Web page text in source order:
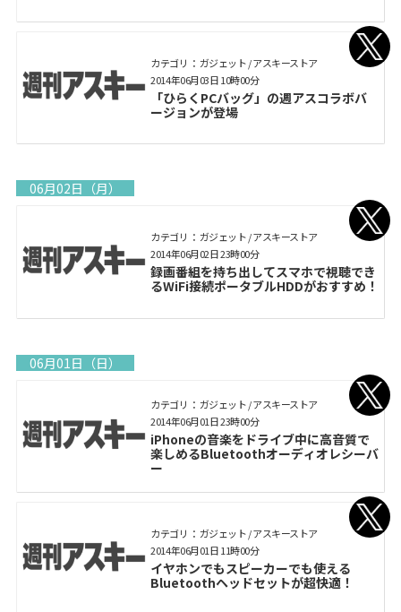
カテゴリ： ガジェット / アスキーストア
「ひらくPCバッグ」の週アスコラボバ
ージョンが登場
2014年06月03日 10時00分
06月02日（月）
カテゴリ： ガジェット / アスキーストア
録画番組を持ち出してスマホで視聴でき
るWiFi接続ポータブルHDDがおすすめ！
2014年06月02日 23時00分
06月01日（日）
カテゴリ： ガジェット / アスキーストア
iPhoneの音楽をドライブ中に高音質で
楽しめるBluetoothオーディオレシーバ
ー
2014年06月01日 23時00分
カテゴリ： ガジェット / アスキーストア
イヤホンでもスピーカーでも使える
Bluetoothヘッドセットが超快適！
2014年06月01日 11時00分